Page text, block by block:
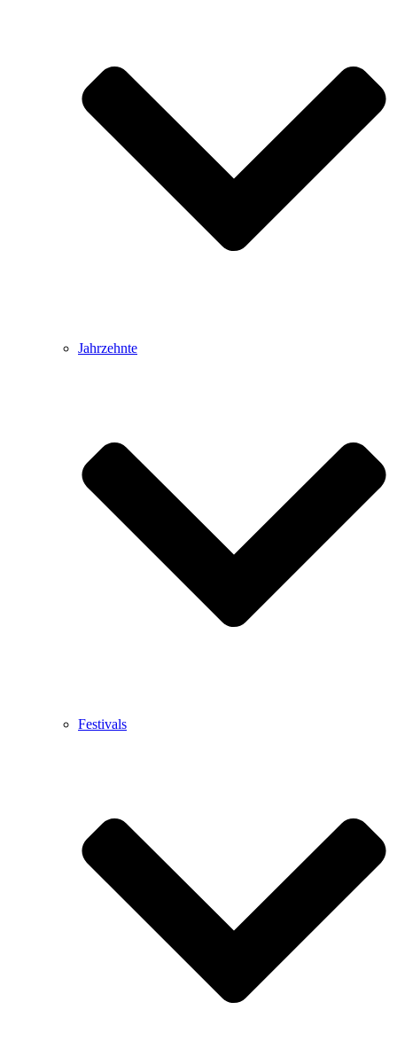
Jahrzehnte
Festivals